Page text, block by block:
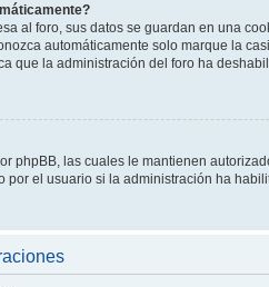
al foro, sus datos se guardan en una
automáticamente solo marque la
que la administración del foro ha
phpBB, las cuales le mantienen
el usuario si la administración ha